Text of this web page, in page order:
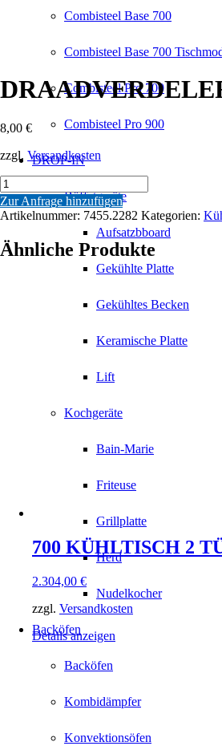
Combisteel Base 700
Combisteel Base 700
Combisteel Pro 700
Combisteel Pro 900
DROP-IN
Büffetgeräte
Aufsatzbboard
Gekühlte Platte
Gekühltes Becken
Keramische Platte
Lift
Kochgeräte
Bain-Marie
Friteuse
Grillplatte
Herd
Nudelkocher
Backöfen
Backöfen
Kombidämpfer
Konvektionsöfen
8,00 €
zzgl. Versandkosten
DRAADVERDELER
ZWART
L+R
2235-
2240
Zur Anfrage hinzufügen
Artikelnummer: 7455.2282 Kategorien:
Ähnliche Produkte
700 KÜHLTISCH 2
2.304,00 €
zzgl. Versandkosten
Details anzeigen